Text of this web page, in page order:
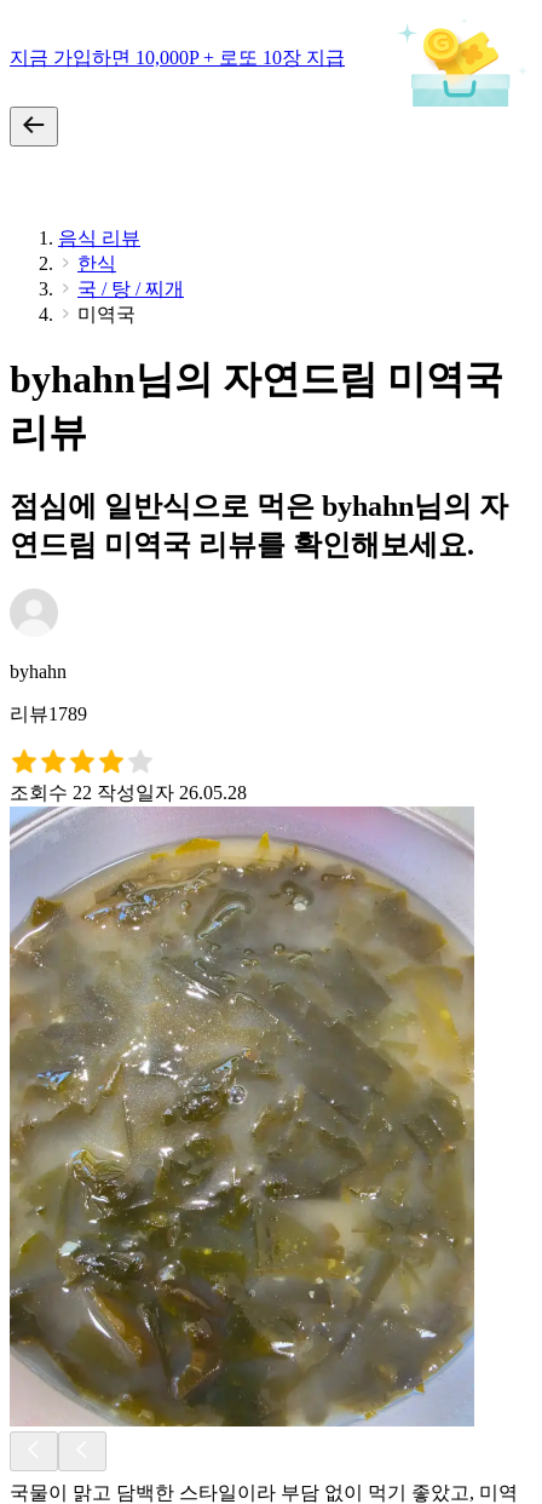
지금 가입하면 10,000P + 로또 10장 지급
음식 리뷰
한식
국 / 탕 / 찌개
미역국
byhahn님의 자연드림 미역국
리뷰
점심에 일반식으로 먹은 byhahn님의 자
연드림 미역국 리뷰를 확인해보세요.
byhahn
리뷰1789
조회수 22 작성일자 26.05.28
국물이 맑고 담백한 스타일이라 부담 없이 먹기 좋았고, 미역